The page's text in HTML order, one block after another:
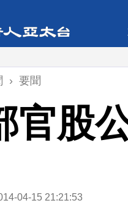
› 要聞
官股
04-15 21:21:53